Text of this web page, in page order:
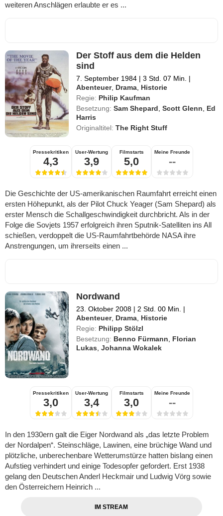
weiteren Anschlägen erlaubte er es ...
Der Stoff aus dem die Helden
sind
7. September 1984 | 3 Std. 07 Min. |
Abenteuer, Drama, Historie
Regie: Philip Kaufman
Besetzung: Sam Shepard,Scott Glenn, Ed
Harris
Originaltitel:The Right Stuff
Pressekritiken
4,3
User-Wertung
3,9
Filmstarts
5,0
Meine Freunde
--
Die Geschichte der US-amerikanischen Raumfahrt erreicht einen
ersten Höhepunkt, als der Pilot Chuck Yeager (Sam Shepard) als
erster Mensch die Schallgeschwindigkeit durchbricht. Als in der
Folge die Sovjets 1957 erfolgreich ihren Sputnik-Satelliten ins All
schießen, verdoppelt die US-Raumfahrtbehörde NASA ihre
Anstrengungen, um ihrerseits einen ...
Nordwand
23. Oktober 2008 | 2 Std. 00 Min. |
Abenteuer, Drama, Historie
Regie: Philipp Stölzl
Besetzung: Benno Fürmann, Florian
Lukas,Johanna Wokalek
Pressekritiken
3,0
User-Wertung
3,4
Filmstarts
3,0
Meine Freunde
--
In den 1930ern galt die Eiger Nordwand als „das letzte Problem
der Nordalpen“. Steinschläge, Lawinen, eine brüchige Wand und
plötzliche, unberechenbare Wetterumstürze hatten bislang einen
Aufstieg verhindert und einige Todesopfer gefordert. Erst 1938
gelang den Deutschen Anderl Heckmair und Ludwig Vörg sowie
den Österreichern Heinrich ...
IM STREAM